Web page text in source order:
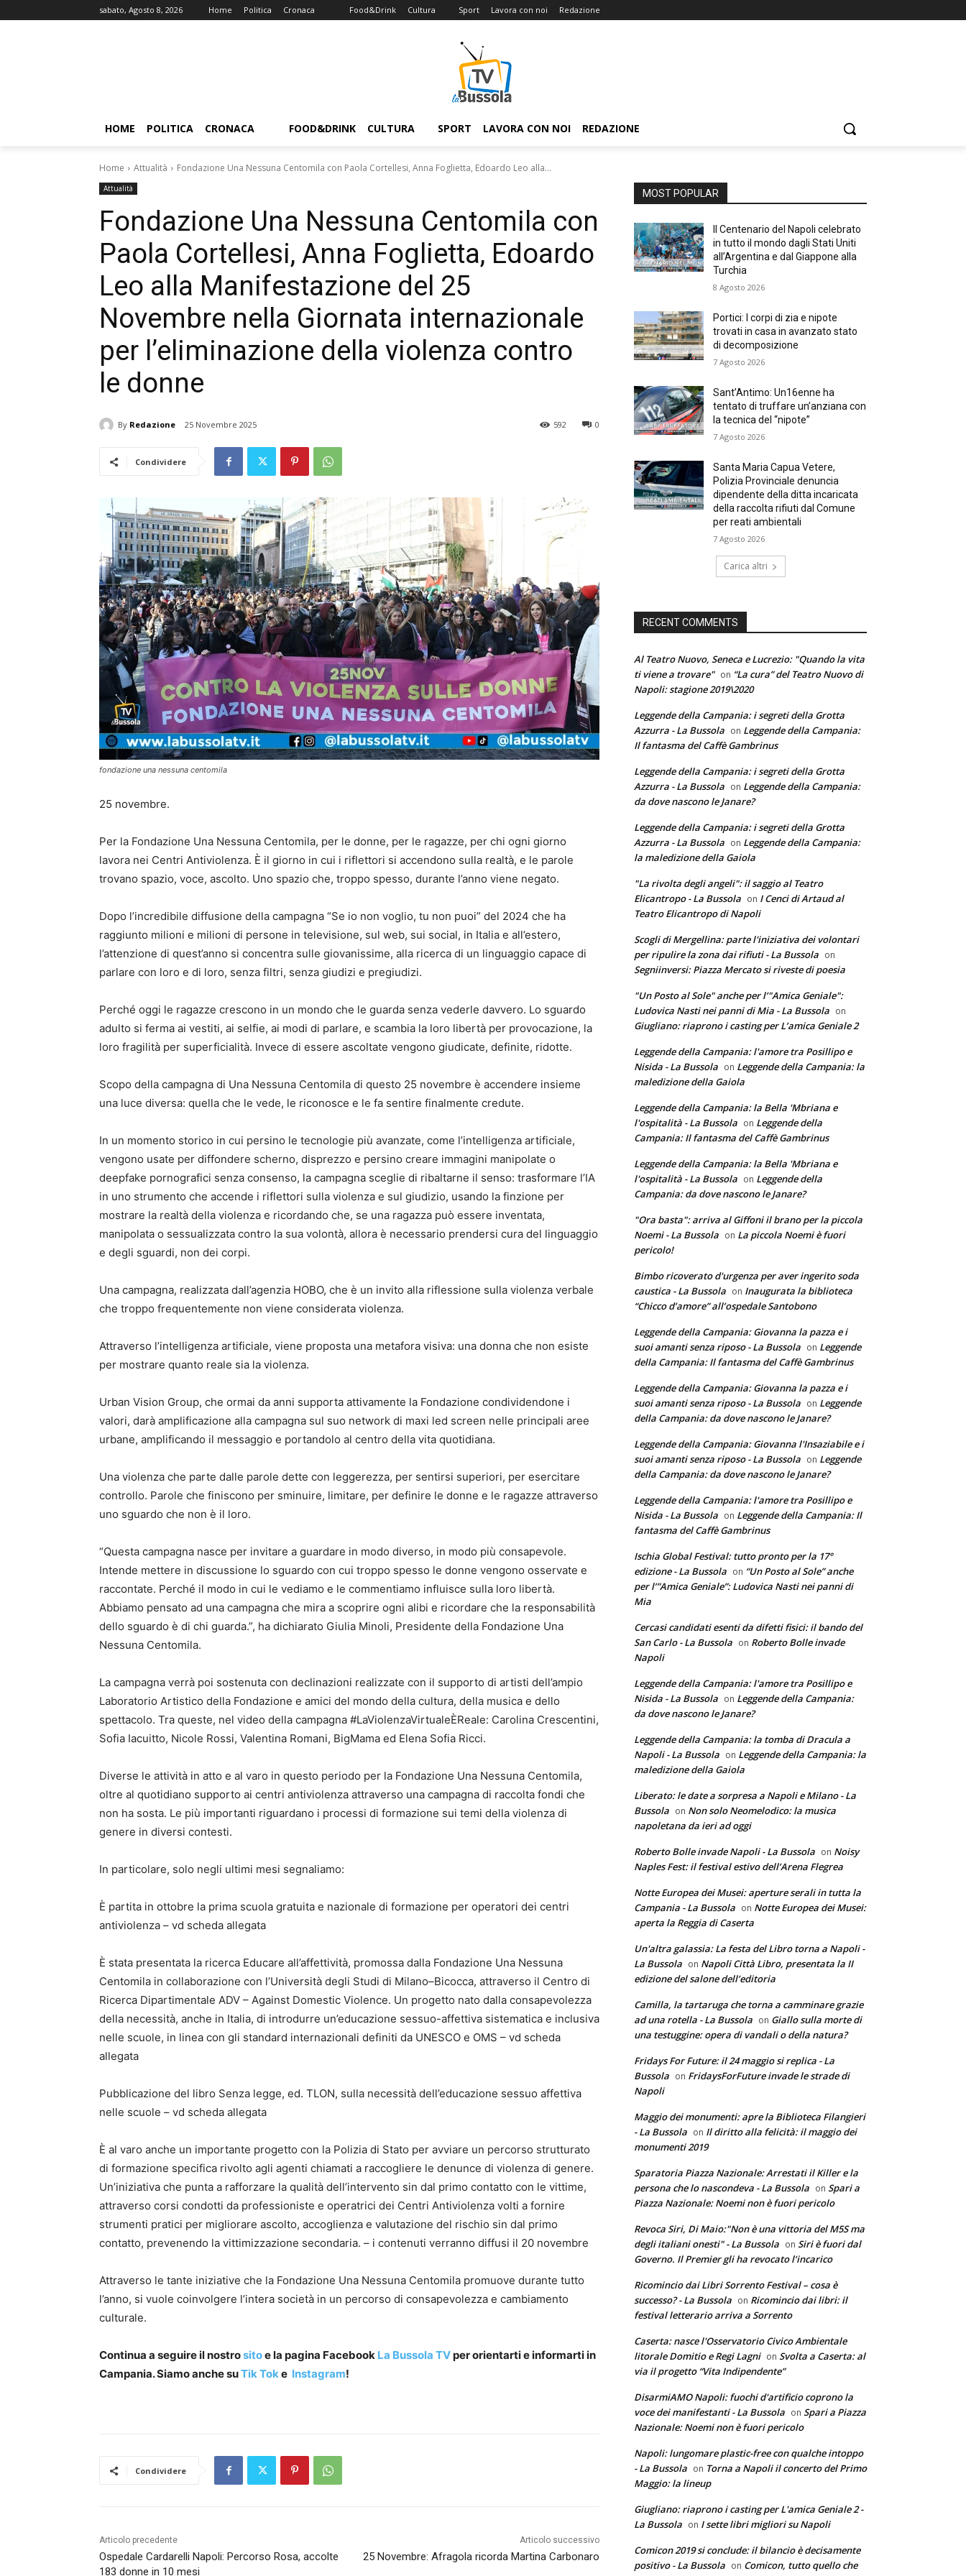
sabato, Agosto 8, 2026 Home Politica Cronaca Food&Drink Cultura Sport Lavora con noi Redazione
HOME POLITICA CRONACA FOOD&DRINK CULTURA SPORT LAVORA CON NOI REDAZIONE
Home Attualità Fondazione Una Nessuna Centomila con Paola Cortellesi, Anna Foglietta, Edoardo Leo alla...
Attualità
Fondazione Una Nessuna Centomila con
Paola Cortellesi, Anna Foglietta, Edoardo
Leo alla Manifestazione del 25
Novembre nella Giornata internazionale
per l’eliminazione della violenza contro
le donne
By Redazione 25 Novembre 2025 0
592
Condividere
fondazione una nessuna centomila
25 novembre.
Per la Fondazione Una Nessuna Centomila, per le donne, per le ragazze, per chi ogni giorno
lavora nei Centri Antiviolenza. È il giorno in cui i riflettori si accendono sulla realtà, e le parole
trovano spazio, voce, ascolto. Uno spazio che, troppo spesso, durante l’anno viene negato.
Dopo l’incredibile diffusione della campagna “Se io non voglio, tu non puoi” del 2024 che ha
raggiunto milioni e milioni di persone in televisione, sul web, sui social, in Italia e all’estero,
l’attenzione di quest’anno si concentra sulle giovanissime, alla ricerca di un linguaggio capace di
parlare con loro e di loro, senza filtri, senza giudizi e pregiudizi.
Perché oggi le ragazze crescono in un mondo che le guarda senza vederle davvero. Lo sguardo
adulto si ferma ai vestiti, ai selfie, ai modi di parlare, e scambia la loro libertà per provocazione, la
loro fragilità per superficialità. Invece di essere ascoltate vengono giudicate, definite, ridotte.
Scopo della campagna di Una Nessuna Centomila di questo 25 novembre è accendere insieme
una luce diversa: quella che le vede, le riconosce e le fa sentire finalmente credute.
In un momento storico in cui persino le tecnologie più avanzate, come l’intelligenza artificiale,
vengono usate per diffondere scherno, disprezzo e persino creare immagini manipolate o
deepfake pornografici senza consenso, la campagna sceglie di ribaltarne il senso: trasformare l’IA
in uno strumento che accende i riflettori sulla violenza e sul giudizio, usando la finzione per
mostrare la realtà della violenza e ricordando che, se una ragazza può essere inventata,
manipolata o sessualizzata contro la sua volontà, allora è necessario prendersi cura del linguaggio
e degli sguardi, non dei corpi.
Una campagna, realizzata dall’agenzia HOBO, che è un invito alla riflessione sulla violenza verbale
che troppo frequentemente non viene considerata violenza.
Attraverso l’intelligenza artificiale, viene proposta una metafora visiva: una donna che non esiste
per mostrare quanto reale sia la violenza.
Urban Vision Group, che ormai da anni supporta attivamente la Fondazione condividendone i
valori, darà amplificazione alla campagna sul suo network di maxi led screen nelle principali aree
urbane, amplificando il messaggio e portandolo al centro della vita quotidiana.
Una violenza che parte dalle parole dette con leggerezza, per sentirsi superiori, per esercitare
controllo. Parole che finiscono per sminuire, limitare, per definire le donne e le ragazze attraverso
uno sguardo che non è il loro.
“Questa campagna nasce per invitare a guardare in modo diverso, in modo più consapevole.
Intende mettere in discussione lo sguardo con cui troppo spesso le donne vengono osservate e
raccontate. Perché il modo in cui le vediamo e le commentiamo influisce sulla loro libertà.
Abbiamo pensato ad una campagna che mira a scoprire ogni alibi e ricordare che la responsabilità
dello sguardo è di chi guarda.”, ha dichiarato Giulia Minoli, Presidente della Fondazione Una
Nessuna Centomila.
La campagna verrà poi sostenuta con declinazioni realizzate con il supporto di artisti dell’ampio
Laboratorio Artistico della Fondazione e amici del mondo della cultura, della musica e dello
spettacolo. Tra queste, nel video della campagna #LaViolenzaVirtualeÈReale: Carolina Crescentini,
Sofia Iacuitto, Nicole Rossi, Valentina Romani, BigMama ed Elena Sofia Ricci.
Diverse le attività in atto e al varo in questo periodo per la Fondazione Una Nessuna Centomila,
oltre al quotidiano supporto ai centri antiviolenza attraverso una campagna di raccolta fondi che
non ha sosta. Le più importanti riguardano i processi di formazione sui temi della violenza di
genere in diversi contesti.
In particolare, solo negli ultimi mesi segnaliamo:
È partita in ottobre la prima scuola gratuita e nazionale di formazione per operatori dei centri
antiviolenza – vd scheda allegata
È stata presentata la ricerca Educare all’affettività, promossa dalla Fondazione Una Nessuna
Centomila in collaborazione con l’Università degli Studi di Milano–Bicocca, attraverso il Centro di
Ricerca Dipartimentale ADV – Against Domestic Violence. Un progetto nato dalla consapevolezza
della necessità, anche in Italia, di introdurre un’educazione sessuo-affettiva sistematica e inclusiva
nelle scuole, in linea con gli standard internazionali definiti da UNESCO e OMS – vd scheda
allegata
Pubblicazione del libro Senza legge, ed. TLON, sulla necessità dell’educazione sessuo affettiva
nelle scuole – vd scheda allegata
È al varo anche un importante progetto con la Polizia di Stato per avviare un percorso strutturato
di formazione specifica rivolto agli agenti chiamati a raccogliere le denunce di violenza di genere.
Un’iniziativa che punta a rafforzare la qualità dell’intervento sin dal primo contatto con le vittime,
attraverso corsi condotti da professioniste e operatrici dei Centri Antiviolenza volti a fornire
strumenti pratici per migliorare ascolto, accoglienza e valutazione del rischio sin dal primo
contatto, prevenendo la vittimizzazione secondaria. – i contenuti verranno diffusi il 20 novembre
Attraverso le tante iniziative che la Fondazione Una Nessuna Centomila promuove durante tutto
l’anno, si vuole coinvolgere l’intera società in un percorso di consapevolezza e cambiamento
culturale.
Continua a seguire il nostrositoe la pagina Facebook La Bussola TVper orientarti e informarti in
Campania. Siamo anche suTik Toke Instagram!
Condividere
Articolo precedente
Ospedale Cardarelli Napoli: Percorso Rosa, accolte
183 donne in 10 mesi
Articolo successivo
25 Novembre: Afragola ricorda Martina Carbonaro
MOST POPULAR
Il Centenario del Napoli celebrato
in tutto il mondo dagli Stati Uniti
all’Argentina e dal Giappone alla
Turchia
8 Agosto 2026
Portici: I corpi di zia e nipote
trovati in casa in avanzato stato
di decomposizione
7 Agosto 2026
Sant’Antimo: Un16enne ha
tentato di truffare un’anziana con
la tecnica del “nipote”
7 Agosto 2026
Santa Maria Capua Vetere,
Polizia Provinciale denuncia
dipendente della ditta incaricata
della raccolta rifiuti dal Comune
per reati ambientali
7 Agosto 2026
Carica altri
RECENT COMMENTS
Al Teatro Nuovo, Seneca e Lucrezio: "Quando la vita
ti viene a trovare" on “La cura” del Teatro Nuovo di
Napoli: stagione 2019\2020
Leggende della Campania: i segreti della Grotta
Azzurra - La Bussola on Leggende della Campania:
Il fantasma del Caffè Gambrinus
Leggende della Campania: i segreti della Grotta
Azzurra - La Bussola on Leggende della Campania:
da dove nascono le Janare?
Leggende della Campania: i segreti della Grotta
Azzurra - La Bussola on Leggende della Campania:
la maledizione della Gaiola
"La rivolta degli angeli": il saggio al Teatro
Elicantropo - La Bussola on I Cenci di Artaud al
Teatro Elicantropo di Napoli
Scogli di Mergellina: parte l'iniziativa dei volontari
per ripulire la zona dai rifiuti - La Bussola on
Segniinversi: Piazza Mercato si riveste di poesia
"Un Posto al Sole" anche per l’"Amica Geniale":
Ludovica Nasti nei panni di Mia - La Bussola on
Giugliano: riaprono i casting per L’amica Geniale 2
Leggende della Campania: l'amore tra Posillipo e
Nisida - La Bussola on Leggende della Campania: la
maledizione della Gaiola
Leggende della Campania: la Bella 'Mbriana e
l'ospitalità - La Bussola on Leggende della
Campania: Il fantasma del Caffè Gambrinus
Leggende della Campania: la Bella 'Mbriana e
l'ospitalità - La Bussola on Leggende della
Campania: da dove nascono le Janare?
"Ora basta": arriva al Giffoni il brano per la piccola
Noemi - La Bussola on La piccola Noemi è fuori
pericolo!
Bimbo ricoverato d'urgenza per aver ingerito soda
caustica - La Bussola on Inaugurata la biblioteca
“Chicco d’amore” all’ospedale Santobono
Leggende della Campania: Giovanna la pazza e i
suoi amanti senza riposo - La Bussola on Leggende
della Campania: Il fantasma del Caffè Gambrinus
Leggende della Campania: Giovanna la pazza e i
suoi amanti senza riposo - La Bussola on Leggende
della Campania: da dove nascono le Janare?
Leggende della Campania: Giovanna l'Insaziabile e i
suoi amanti senza riposo - La Bussola on Leggende
della Campania: da dove nascono le Janare?
Leggende della Campania: l'amore tra Posillipo e
Nisida - La Bussola on Leggende della Campania: Il
fantasma del Caffè Gambrinus
Ischia Global Festival: tutto pronto per la 17°
edizione - La Bussola on “Un Posto al Sole” anche
per l’”Amica Geniale”: Ludovica Nasti nei panni di
Mia
Cercasi candidati esenti da difetti fisici: il bando del
San Carlo - La Bussola on Roberto Bolle invade
Napoli
Leggende della Campania: l'amore tra Posillipo e
Nisida - La Bussola on Leggende della Campania:
da dove nascono le Janare?
Leggende della Campania: la tomba di Dracula a
Napoli - La Bussola on Leggende della Campania: la
maledizione della Gaiola
Liberato: le date a sorpresa a Napoli e Milano - La
Bussola on Non solo Neomelodico: la musica
napoletana da ieri ad oggi
Roberto Bolle invade Napoli - La Bussola on Noisy
Naples Fest: il festival estivo dell’Arena Flegrea
Notte Europea dei Musei: aperture serali in tutta la
Campania - La Bussola on Notte Europea dei Musei:
aperta la Reggia di Caserta
Un'altra galassia: La festa del Libro torna a Napoli -
La Bussola on Napoli Città Libro, presentata la II
edizione del salone dell’editoria
Camilla, la tartaruga che torna a camminare grazie
ad una rotella - La Bussola on Giallo sulla morte di
una testuggine: opera di vandali o della natura?
Fridays For Future: il 24 maggio si replica - La
Bussola on FridaysForFuture invade le strade di
Napoli
Maggio dei monumenti: apre la Biblioteca Filangieri
- La Bussola on Il diritto alla felicità: il maggio dei
monumenti 2019
Sparatoria Piazza Nazionale: Arrestati il Killer e la
persona che lo nascondeva - La Bussola on Spari a
Piazza Nazionale: Noemi non è fuori pericolo
Revoca Siri, Di Maio:"Non è una vittoria del M5S ma
degli italiani onesti" - La Bussola on Siri è fuori dal
Governo. Il Premier gli ha revocato l’incarico
Ricomincio dai Libri Sorrento Festival – cosa è
successo? - La Bussola on Ricomincio dai libri: il
festival letterario arriva a Sorrento
Caserta: nasce l'Osservatorio Civico Ambientale
litorale Domitio e Regi Lagni on Svolta a Caserta: al
via il progetto “Vita Indipendente”
DisarmiAMO Napoli: fuochi d'artificio coprono la
voce dei manifestanti - La Bussola on Spari a Piazza
Nazionale: Noemi non è fuori pericolo
Napoli: lungomare plastic-free con qualche intoppo
- La Bussola on Torna a Napoli il concerto del Primo
Maggio: la lineup
Giugliano: riaprono i casting per L'amica Geniale 2 -
La Bussola on I sette libri migliori su Napoli
Comicon 2019 si conclude: il bilancio è decisamente
positivo - La Bussola on Comicon, tutto quello che